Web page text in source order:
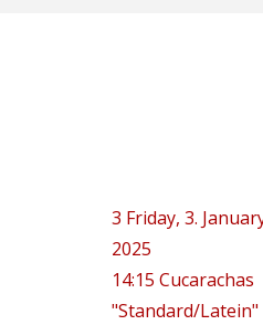
3 Friday, 3.
2025
14:15 Cucarachas
"Standard/Latein"